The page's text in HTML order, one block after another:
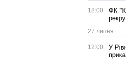
18:00
ФК
27 липня
12:00
У